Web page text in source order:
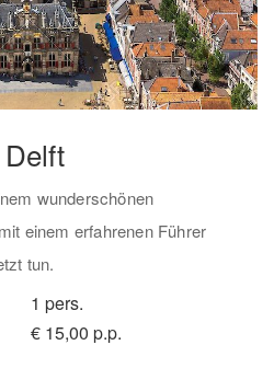
wunderschönen
einem erfahrenen Führer
tun.
1 pers.
€ 15,00 p.p.